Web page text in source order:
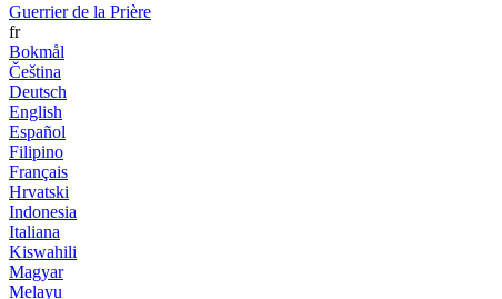
Guerrier de la Prière
fr
Bokmål
Čeština
Deutsch
English
Español
Filipino
Français
Hrvatski
Indonesia
Italiana
Kiswahili
Magyar
Melayu